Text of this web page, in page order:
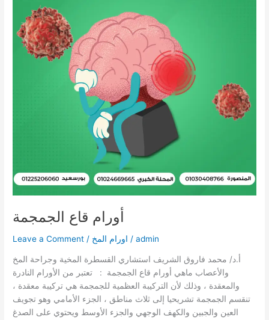
أورام قاع الجمجمة
Leave a Comment / اورام المخ /admin
أ.د/ محمد فاروق الشريف استشاري القسطرة المخية وجراحة المخ
والأعصاب ماهي أورام قاع الجمجمة : تعتبر من الأورام النادرة
والمعقدة ، وذلك لأن التركيبة العظمية للجمجمة هي تركيبة معقدة ،
تنقسم الجمجمة تشريحيا إلى ثلاث مناطق ، الجزء الأمامي وهو تجويف
العين والجبين والكهف الوجهي والجزء الأوسط ويحتوي على الصدغ